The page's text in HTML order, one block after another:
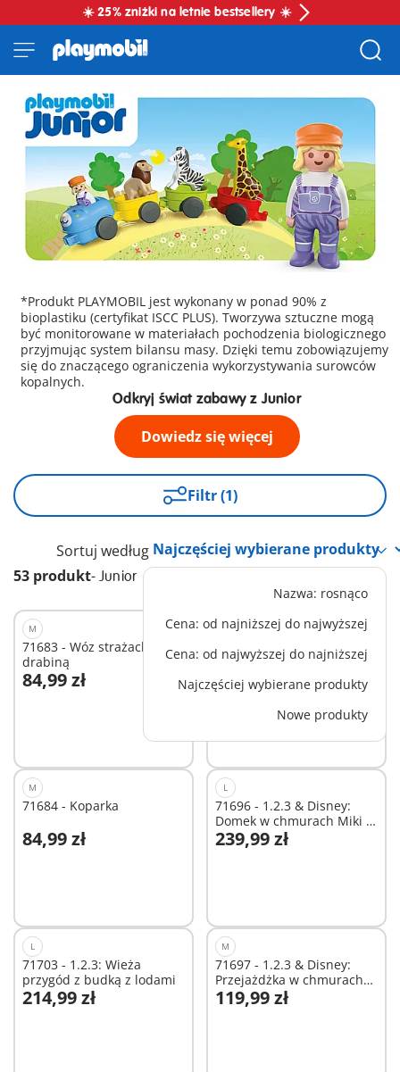
☀️ 25% zniżki na letnie bestsellery ☀️
*Produkt PLAYMOBIL jest wykonany w ponad 90% z
bioplastiku (certyfikat ISCC PLUS). Tworzywa sztuczne mogą
być monitorowane w materiałach pochodzenia biologicznego
przyjmując system bilansu masy. Dzięki temu zobowiązujemy
się do znaczącego ograniczenia wykorzystywania surowców
kopalnych.
Odkryj świat zabawy z Junior
Dowiedz się więcej
Filtr (1)
53 produkt- Junior
Sortuj według
Nazwa: rosnąco
Cena: od najniższej do najwyższej
Cena: od najwyższej do najniższej
Najczęściej wybierane produkty
Nowe produkty
M
71683 - Wóz strażacki z
drabiną
84,99 zł
Dodaj do koszyka
M
71692 - Bohaterowie dnia
codziennego
129,99 zł
Dodaj do koszyka
M
71684 - Koparka
84,99 zł
Dodaj do koszyka
L
71696 - 1.2.3 & Disney:
Domek w chmurach Miki i
Minnie
239,99 zł
Dodaj do koszyka
L
71703 - 1.2.3: Wieża
przygód z budką z lodami
214,99 zł
Dodaj do koszyka
M
71697 - 1.2.3 & Disney:
Przejażdżka w chmurach
Miki i Minnie
119,99 zł
Dodaj do koszyka